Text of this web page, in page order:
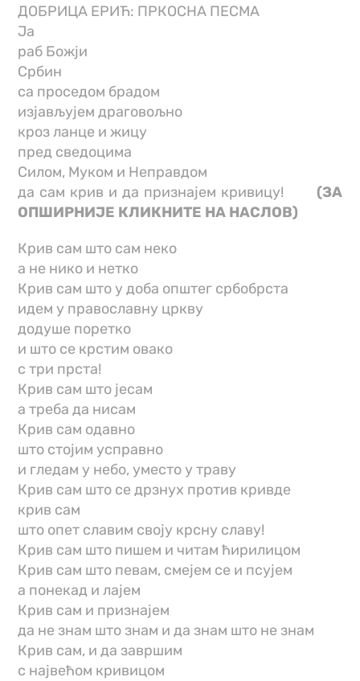
ДОБРИЦА ЕРИЋ: ПРКОСНА ПЕСМА
Ја
раб Божји
Србин
са проседом брадом
изјављујем драговољно
кроз ланце и жицу
пред сведоцима
Силом, Муком и Неправдом
да сам крив и да признајем кривицу! (ЗА
ОПШИРНИЈЕ КЛИКНИТЕ НА НАСЛОВ)
Крив сам што сам неко
а не нико и нетко
Крив сам што у доба општег србобрста
идем у православну цркву
додуше поретко
и што се крстим овако
с три прста!
Крив сам што јесам
а треба да нисам
Крив сам одавно
што стојим усправно
и гледам у небо, уместо у траву
Крив сам што се дрзнух против кривде
крив сам
што опет славим своју крсну славу!
Крив сам што пишем и читам ћирилицом
Крив сам што певам, смејем се и псујем
а понекад и лајем
Крив сам и признајем
да не знам што знам и да знам што не знам
Крив сам, и да завршим
с највећом кривицом